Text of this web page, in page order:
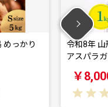
8年 山形県川西町産 雪国朝